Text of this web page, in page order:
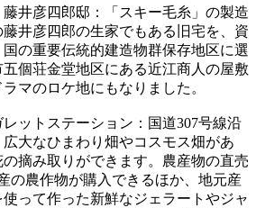
井彦四郎邸：「スキー毛糸」の製造
井彦四郎の生家でもある旧宅を、資
の重要伝統的建造物群保存地区に選
個荘金堂地区にある近江商人の屋敷
マのロケ地にもなりました。
ットステーション：国道307号線沿
大なひまわり畑やコスモス畑があ
摘み取りができます。農産物の直売
の農作物が購入できるほか、地元産
って作った新鮮なジェラートやジャ